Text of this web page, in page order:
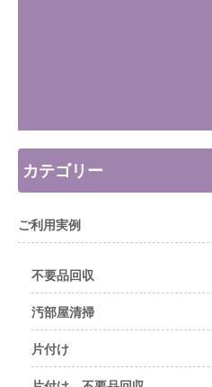
カテゴリー
ご利用実例
不要品回収
汚部屋清掃
片付け